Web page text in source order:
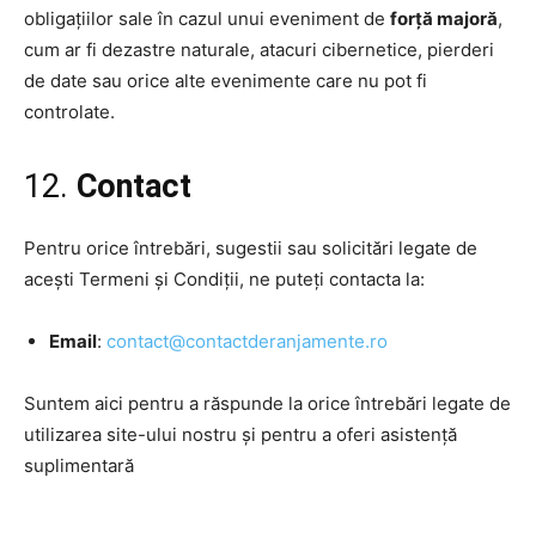
obligațiilor sale în cazul unui eveniment de forță majoră,
cum ar fi dezastre naturale, atacuri cibernetice, pierderi
de date sau orice alte evenimente care nu pot fi
controlate.
12. Contact
Pentru orice întrebări, sugestii sau solicitări legate de
acești Termeni și Condiții, ne puteți contacta la:
Email: contact@contactderanjamente.ro
Suntem aici pentru a răspunde la orice întrebări legate de
utilizarea site-ului nostru și pentru a oferi asistență
suplimentară